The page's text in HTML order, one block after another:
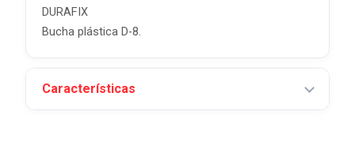
DURAFIX
Bucha plástica D-8.
Características